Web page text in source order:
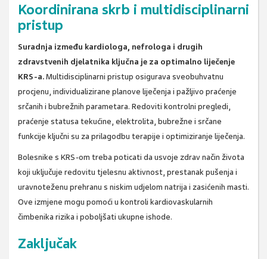
Koordinirana skrb i multidisciplinarni
pristup
Suradnja između kardiologa, nefrologa i drugih
zdravstvenih djelatnika ključna je za optimalno liječenje
KRS-a.Multidisciplinarni pristup osigurava sveobuhvatnu
procjenu, individualizirane planove liječenja i pažljivo praćenje
srčanih i bubrežnih parametara. Redoviti kontrolni pregledi,
praćenje statusa tekućine, elektrolita, bubrežne i srčane
funkcije ključni su za prilagodbu terapije i optimiziranje liječenja.
Bolesnike s KRS-om treba poticati da usvoje zdrav način života
koji uključuje redovitu tjelesnu aktivnost, prestanak pušenja i
uravnoteženu prehranu s niskim udjelom natrija i zasićenih masti.
Ove izmjene mogu pomoći u kontroli kardiovaskularnih
čimbenika rizika i poboljšati ukupne ishode.
Zaključak